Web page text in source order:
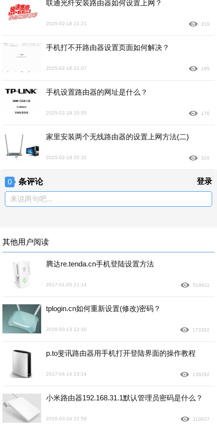
联通光纤安装路由器如何设置上网？
2025-02-18 21:21 319
手机打不开路由器设置页面如何解决？
2025-02-18 21:07 195
手机设置路由器的网址是什么？
2025-02-18 20:55 176
家里安装两个无线路由器的设置上网方法(二)
2025-02-18 20:32 326
0 条评论 登录
来说两句吧...
其他用户阅读
腾达re.tenda.cn手机登陆设置方法
2017-01-05 21:14 518611
tplogin.cn如何重新设置(修改)密码？
2016-03-13 22:10 173332
p.to斐讯路由器用手机打开登陆界面的操作教程
2017-04-14 23:14 139292
小米路由器192.168.31.1默认管理员密码是什么？
2016-03-24 22:59 110637